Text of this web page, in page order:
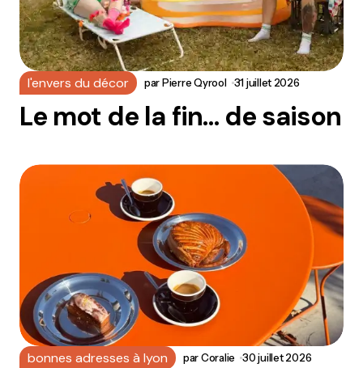
l'envers du décor parPierre Qyrool 31 juillet 2026
Le mot de la fin… de saison
bonnes adresses à lyon parCoralie 30 juillet 2026